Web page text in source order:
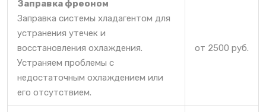
Заправка фреоном
Заправка системы хладагентом для
устранения утечек и
восстановления охлаждения.
Устраняем проблемы с
недостаточным охлаждением или
его отсутствием.
от 2500 руб.